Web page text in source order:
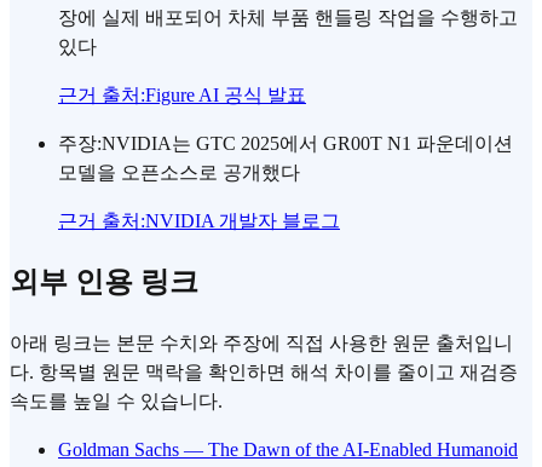
장에 실제 배포되어 차체 부품 핸들링 작업을 수행하고
있다
근거 출처 :Figure AI 공식 발표
주장:NVIDIA는 GTC 2025에서 GR00T N1 파운데이션
모델을 오픈소스로 공개했다
근거 출처 :NVIDIA 개발자 블로그
외부 인용 링크
아래 링크는 본문 수치와 주장에 직접 사용한 원문 출처입니
다. 항목별 원문 맥락을 확인하면 해석 차이를 줄이고 재검증
속도를 높일 수 있습니다.
Goldman Sachs — The Dawn of the AI-Enabled Humanoid